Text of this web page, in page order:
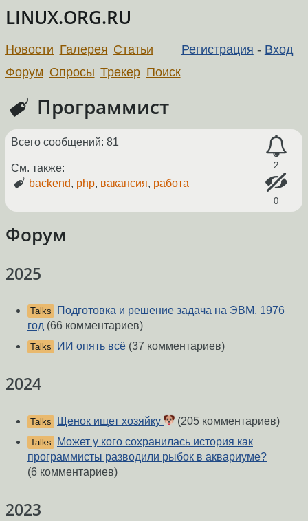
LINUX.ORG.RU
Регистрация - Вход
Новости Галерея Статьи
Форум Опросы Трекер Поиск
Программист
2
0
Всего сообщений: 81
См. также:
backend, php, вакансия, работа
Форум
2025
Talks
Подготовка и решение задача на ЭВМ, 1976
год (66 комментариев)
Talks ИИ опять всё (37 комментариев)
2024
Talks Щенок ищет хозяйку (205 комментариев)
Talks
Может у кого сохранилась история как
программисты разводили рыбок в аквариуме?
(6 комментариев)
2023